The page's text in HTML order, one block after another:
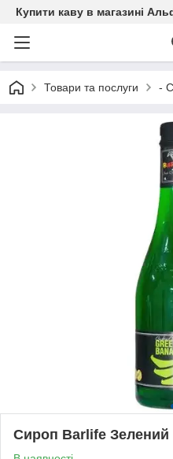
Купити каву в магазині
Товари та послуги -
Сироп Barlife Зелений